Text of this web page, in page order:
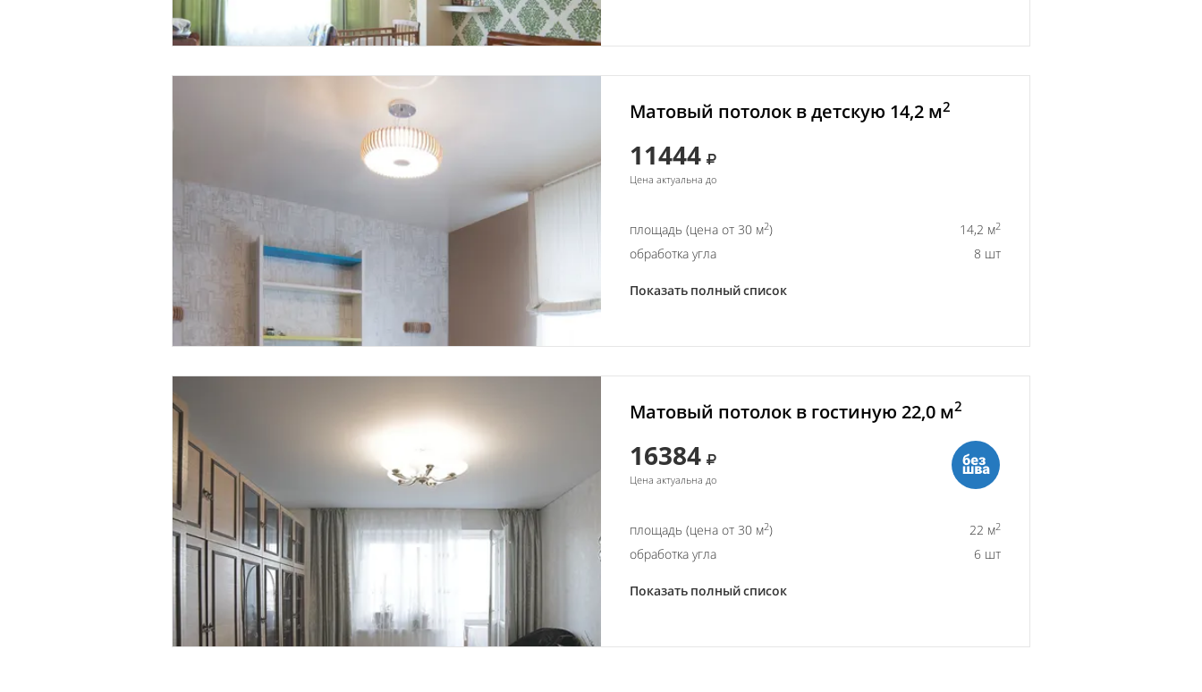
Матовый потолок в детскую 14,2 м2
11444
Цена актуальна до
площадь (цена от 30 м2) 14,2 м2
обработка угла 8 шт
Показать полный список
Матовый потолок в гостиную 22,0 м2
16384
Цена актуальна до
площадь (цена от 30 м2) 22 м2
обработка угла 6 шт
Показать полный список